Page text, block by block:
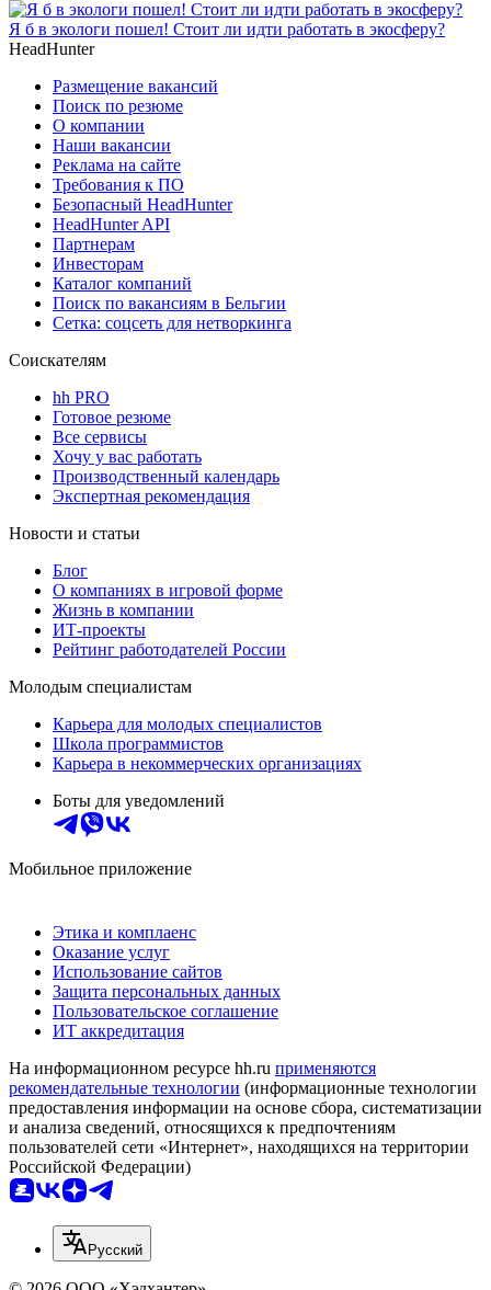
Я б в экологи пошел! Стоит ли идти работать в экосферу?
HeadHunter
Размещение вакансий
Поиск по резюме
О компании
Наши вакансии
Реклама на сайте
Требования к ПО
Безопасный HeadHunter
HeadHunter API
Партнерам
Инвесторам
Каталог компаний
Поиск по вакансиям в Бельгии
Сетка: соцсеть для нетворкинга
Соискателям
hh PRO
Готовое резюме
Все сервисы
Хочу у вас работать
Производственный календарь
Экспертная рекомендация
Новости и статьи
Блог
О компаниях в игровой форме
Жизнь в компании
ИТ-проекты
Рейтинг работодателей России
Молодым специалистам
Карьера для молодых специалистов
Школа программистов
Карьера в некоммерческих организациях
Боты для уведомлений
Мобильное приложение
Этика и комплаенс
Оказание услуг
Использование сайтов
Защита персональных данных
Пользовательское соглашение
ИТ аккредитация
На информационном ресурсе hh.ru применяются
рекомендательные технологии (информационные технологии
предоставления информации на основе сбора, систематизации
и анализа сведений, относящихся к предпочтениям
пользователей сети «Интернет», находящихся на территории
Российской Федерации)
Русский